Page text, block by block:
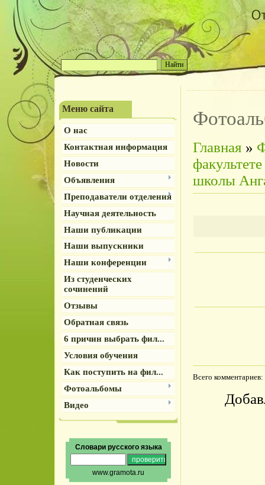
Меню сайта
О нас
Контактная информация
Новости
Объявления
Преподаватели отделения
Научная деятельность
Наши публикации
Наши выпускники
Наши конференции
Из студенческих
сочинений
Отзывы
Обратная связь
6 причин выбрать фил...
Условия обучения
Как поступить на фил...
Фотоальбомы
Видео
Словари русского языка
www.gramota.ru
Главная »
школы
Всего комментариев: